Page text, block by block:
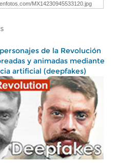
de la Revolución
y animadas mediante
artificial (deepfakes)